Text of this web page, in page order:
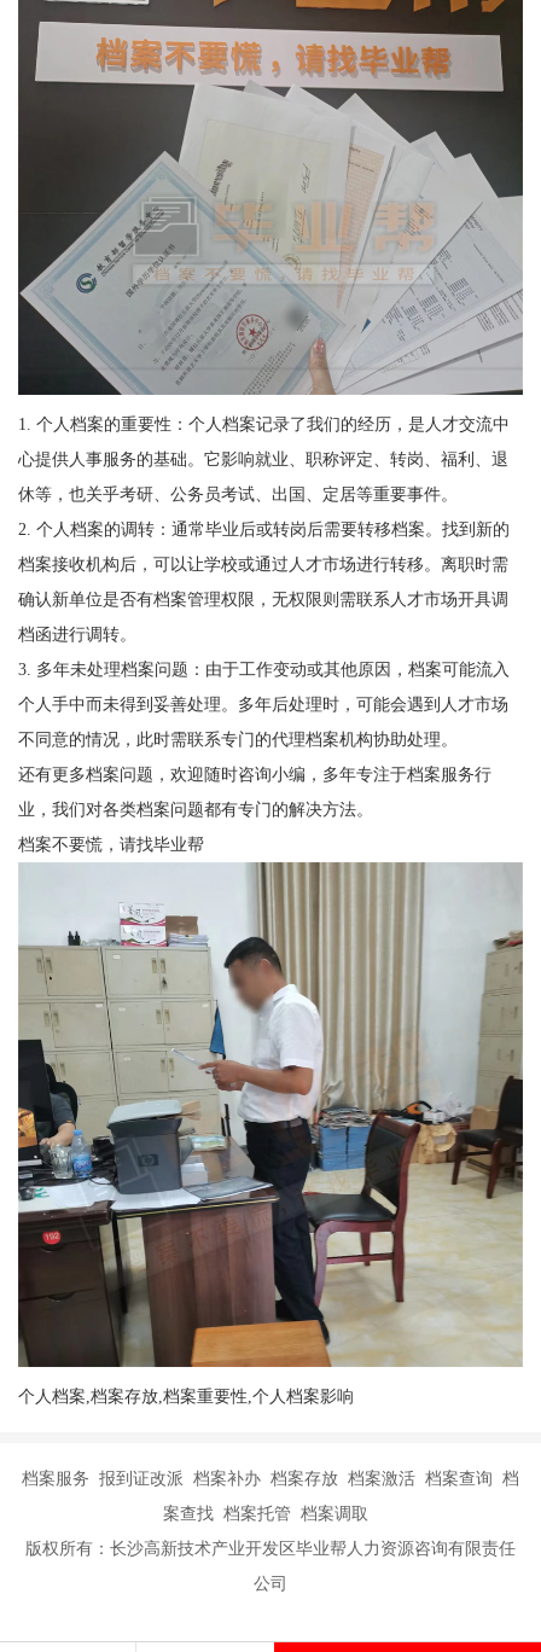
1. 个人档案的重要性：个人档案记录了我们的经历，是人才交流中
心提供人事服务的基础。它影响就业、职称评定、转岗、福利、退
休等，也关乎考研、公务员考试、出国、定居等重要事件。
2. 个人档案的调转：通常毕业后或转岗后需要转移档案。找到新的
档案接收机构后，可以让学校或通过人才市场进行转移。离职时需
确认新单位是否有档案管理权限，无权限则需联系人才市场开具调
档函进行调转。
3. 多年未处理档案问题：由于工作变动或其他原因，档案可能流入
个人手中而未得到妥善处理。多年后处理时，可能会遇到人才市场
不同意的情况，此时需联系专门的代理档案机构协助处理。
还有更多档案问题，欢迎随时咨询小编，多年专注于档案服务行
业，我们对各类档案问题都有专门的解决方法。
档案不要慌，请找毕业帮
个人档案,档案存放,档案重要性,个人档案影响
档案服务 报到证改派 档案补办 档案存放 档案激活 档案查询 档
案查找 档案托管 档案调取
版权所有：长沙高新技术产业开发区毕业帮人力资源咨询有限责任
公司